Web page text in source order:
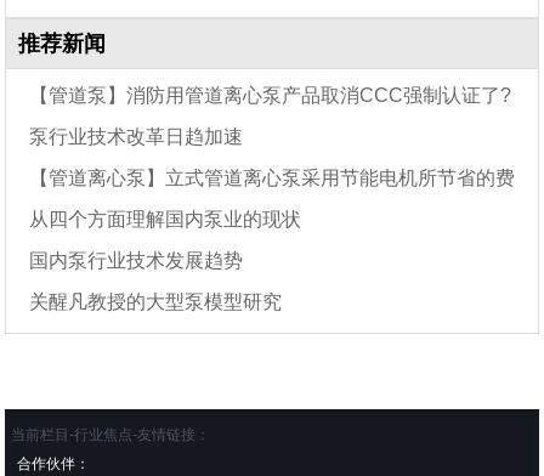
推荐新闻
【管道泵】消防用管道离心泵产品取消CCC强制认证了?
泵行业技术改革日趋加速
【管道离心泵】立式管道离心泵采用节能电机所节省的费
从四个方面理解国内泵业的现状
国内泵行业技术发展趋势
关醒凡教授的大型泵模型研究
当前栏目-行业焦点-友情链接：
合作伙伴：